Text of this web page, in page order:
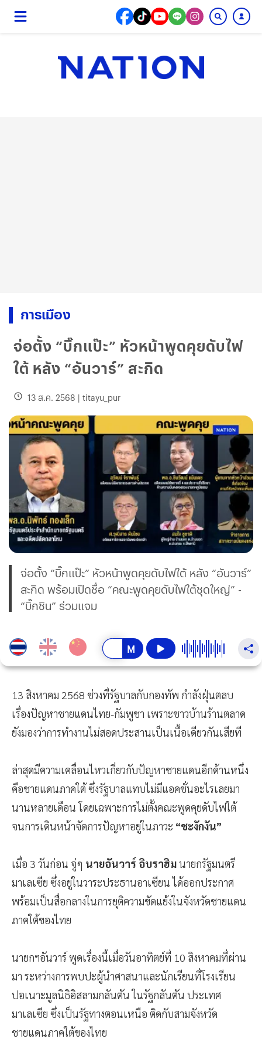
การเมือง
จ่อตั้ง “บิ๊กแป๊ะ” หัวหน้าพูดคุยดับไฟ
ใต้ หลัง “อันวาร์” สะกิด
13 ส.ค. 2568 | titayu_pur
จ่อตั้ง “บิ๊กแป๊ะ” หัวหน้าพูดคุยดับไฟใต้ หลัง “อันวาร์”
สะกิด พร้อมเปิดชื่อ “คณะพูดคุยดับไฟใต้ชุดใหญ่” -
“บิ๊กชิน” ร่วมแจม
13 สิงหาคม 2568 ช่วงที่รัฐบาลกับกองทัพ กำลังฝุ่นตลบ
เรื่องปัญหาชายแดนไทย-กัมพูชา เพราะชาวบ้านร้านตลาด
ยังมองว่าการทำงานไม่สอดประสานเป็นเนื้อเดียวกันเสียที
ล่าสุดมีความเคลื่อนไหวเกี่ยวกับปัญหาชายแดนอีกด้านหนึ่ง
คือชายแดนภาคใต้ ซึ่งรัฐบาลแทบไม่มีแอคชั่นอะไรเลยมา
นานหลายเดือน โดยเฉพาะการไม่ตั้งคณะพูดคุยดับไฟใต้
จนการเดินหน้าจัดการปัญหาอยู่ในภาวะ “ชะงักงัน”
เมื่อ 3 วันก่อน จู่ๆ นายอันวาร์ อิบราฮิมนายกรัฐมนตรี
มาเลเซีย ซึ่งอยู่ในวาระประธานอาเซียน ได้ออกประกาศ
พร้อมเป็นสื่อกลางในการยุติความขัดแย้งในจังหวัดชายแดน
ภาคใต้ของไทย
นายกฯอันวาร์ พูดเรื่องนี้เมื่อวันอาทิตย์ที่ 10 สิงหาคมที่ผ่าน
มา ระหว่างการพบปะผู้นำศาสนาและนักเรียนที่โรงเรียน
ปอเนาะมูลนิธิอิสลามกลันตัน ในรัฐกลันตัน ประเทศ
มาเลเซีย ซึ่งเป็นรัฐทางตอนเหนือ ติดกับสามจังหวัด
ชายแดนภาคใต้ของไทย